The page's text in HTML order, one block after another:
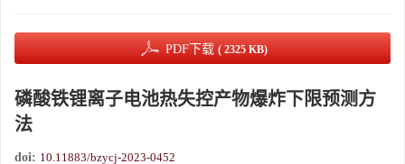
PDF下载 ( 2325 KB)
磷酸铁锂离子电池热失控产物爆炸下限预测方
法
doi: 10.11883/bzycj-2023-0452